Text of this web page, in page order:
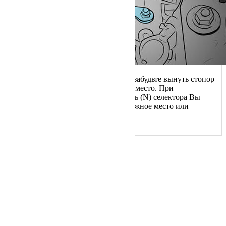
После перемещения автомобиля не забудьте вынуть стопор
и проверить, что рычаг вернулся на место. При
переведенном в положение нейтраль (N) селектора Вы
можете перекатить автомобиль в нужное место или